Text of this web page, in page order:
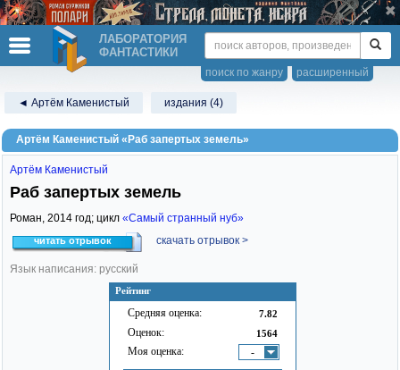
ЛАБОРАТОРИЯ
ФАНТАСТИКИ
расширенный
поиск по жанру
◄ Артём Каменистый издания (4)
Артём Каменистый «Раб запертых земель»
Рейтинг
Средняя оценка: 7.82
Оценок: 1564
Моя оценка: -
Артём Каменистый
Раб запертых земель
Роман, 2014 год; цикл «Самый странный нуб»
читать отрывок скачать отрывок >
Язык написания: русский